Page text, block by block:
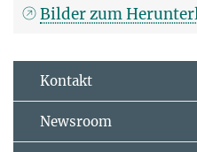
Bilder zum
Kontakt
Newsroom